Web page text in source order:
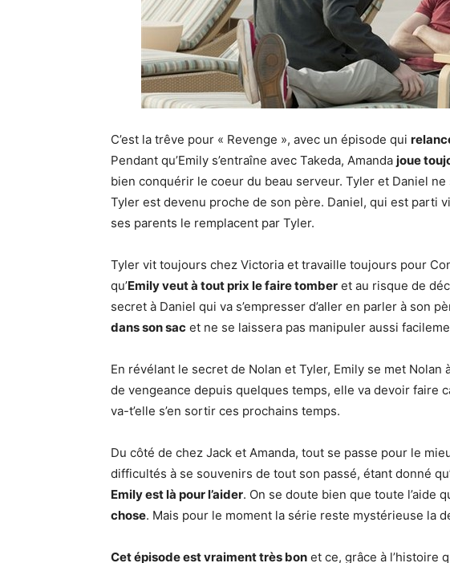
C’est la trêve pour « Revenge », avec un épisode qui
Pendant qu’Emily s’entraîne avec Takeda, Amanda joue
bien conquérir le coeur du beau serveur. Tyler et Daniel
Tyler est devenu proche de son père. Daniel, qui est parti
ses parents le remplacent par Tyler.
Tyler vit toujours chez Victoria et travaille toujours pour
qu’Emily veut à tout prix le faire tomber et au risque de
secret à Daniel qui va s’empresser d’aller en parler à son
dans son sac et ne se laissera pas manipuler aussi
En révélant le secret de Nolan et Tyler, Emily se met Nolan
de vengeance depuis quelques temps, elle va devoir faire
va-t’elle s’en sortir ces prochains temps.
Du côté de chez Jack et Amanda, tout se passe pour le
difficultés à se souvenirs de tout son passé, étant donné
Emily est là pour l’aider. On se doute bien que toute l’aide
chose. Mais pour le moment la série reste mystérieuse la
Cet épisode est vraiment très bon et ce, grâce à l’histoire